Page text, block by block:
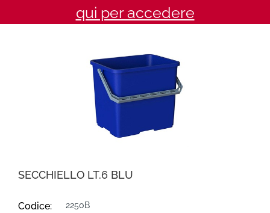
qui per accedere
SECCHIELLO LT.6 BLU
Codice: 2250B